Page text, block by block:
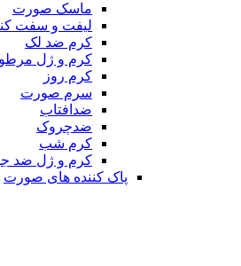
ماسک صورت
لیفت و سفت
کرم ضد لک
کرم و ژل
کرم روز
سرم صورت
ضدافتاب
ضدچروک
کرم شب
کرم و ژل ضد
پاک کننده های صورت